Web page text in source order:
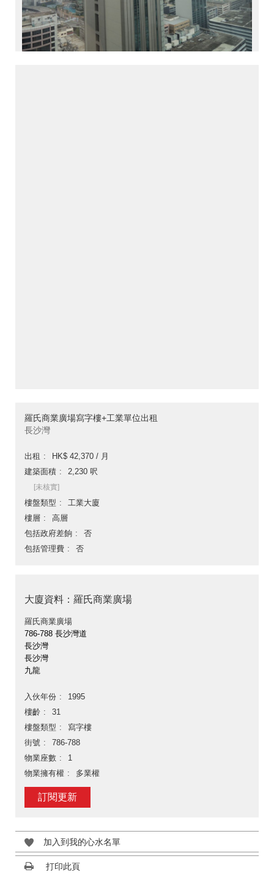
羅氏商業廣場寫字樓+工業單位出租
長沙灣
出租
HK$ 42,370 / 月
建築面積
2,230 呎
[未核實]
樓盤類型
工業大廈
樓層
高層
包括政府差餉
否
包括管理費
否
大廈資料：羅氏商業廣場
羅氏商業廣場
786-788 長沙灣道
長沙灣
長沙灣
九龍
入伙年份
1995
樓齡
31
樓盤類型
寫字樓
街號
786-788
物業座數
1
物業擁有權
多業權
訂閱更新
加入到我的心水名單
打印此頁